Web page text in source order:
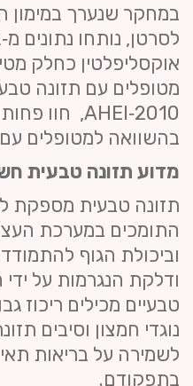
במחקר שנערך במימון
אוקסליפלטין כחלק
מטופלים עם תזונה
בהשוואה למטופלים עם
מדוע תזונה טבעית
תזונה טבעית מספקת
התומכים במערכת
וביכולת הגוף
ודלקת הנגרמות על ידי
טבעיים מכילים ריכוז
נוגדי חמצון וסיבים
לשמירה על בריאות
בתפקודם.